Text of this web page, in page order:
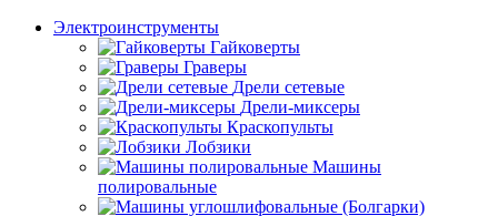
Электроинструменты
Гайковерты
Граверы
Дрели сетевые
Дрели-миксеры
Краскопульты
Лобзики
Машины
полировальные